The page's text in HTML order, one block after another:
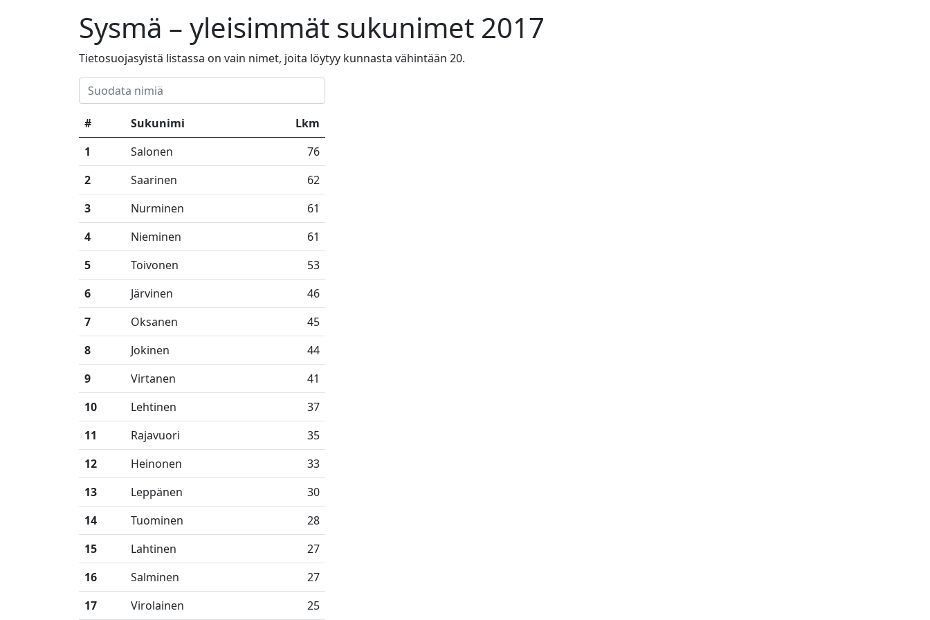
Sysmä – yleisimmät sukunimet 2017
Tietosuojasyistä listassa on vain nimet, joita löytyy kunnasta vähintään 20.
# Sukunimi
Lkm
1
Salonen
76
2
Saarinen
62
3
Nurminen
61
4
Nieminen
61
5
Toivonen
53
6
Järvinen
46
7
Oksanen
45
8
Jokinen
44
9
Virtanen
41
10
Lehtinen
37
11
Rajavuori
35
12
Heinonen
33
13
Leppänen
30
14
Tuominen
28
15
Lahtinen
27
16
Salminen
27
17
Virolainen 25